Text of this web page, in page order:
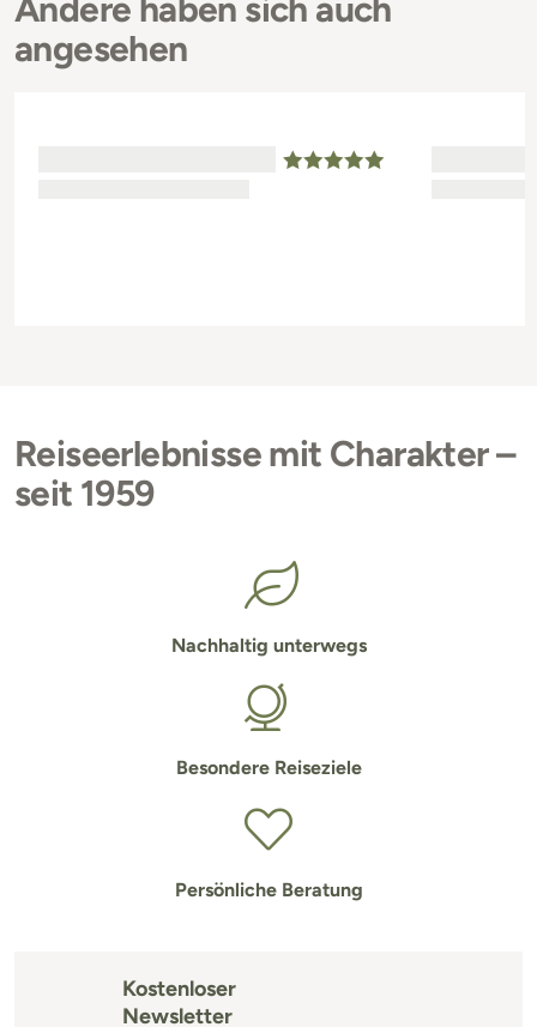
Andere haben sich auch
angesehen
Reiseerlebnisse mit Charakter –
seit 1959
Nachhaltig unterwegs
Besondere Reiseziele
Persönliche Beratung
Kostenloser
Newsletter